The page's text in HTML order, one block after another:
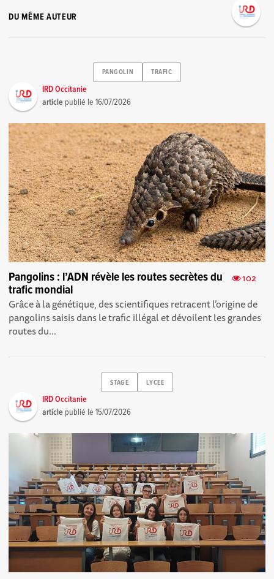
DU MÊME AUTEUR
PANGOLIN TRAFIC
IRD Occitanie
article publié le16/07/2026
102
Pangolins : l’ADN révèle les routes secrètes du
trafic mondial
Grâce à la génétique, des scientifiques retracent l’origine de
pangolins saisis dans le trafic illégal et dévoilent les grandes
routes du...
STAGE LYCEE
IRD Occitanie
article publié le15/07/2026